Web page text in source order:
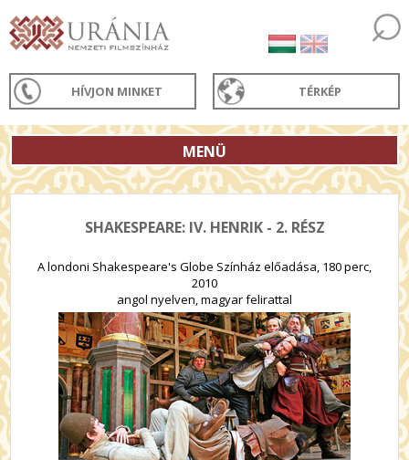
HÍVJON MINKET TÉRKÉP
MENÜ
SHAKESPEARE: IV. HENRIK - 2. RÉSZ
A londoni Shakespeare's Globe Színház előadása, 180 perc,
2010
angol nyelven, magyar felirattal